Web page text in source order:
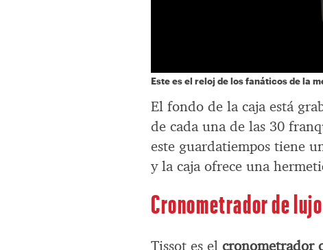
Este es el reloj de los fanáticos de la
El fondo de la caja está
de cada una de las 30
este guardatiempos tiene
y la caja ofrece una
Cronometrador de lujo
Tissot es elcronometrador